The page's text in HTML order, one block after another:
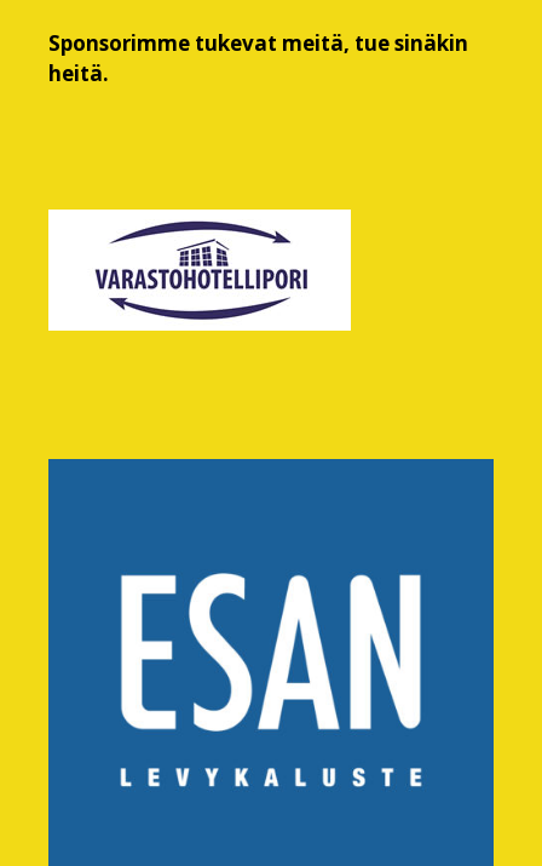
Sponsorimme tukevat meitä, tue sinäkin
heitä.